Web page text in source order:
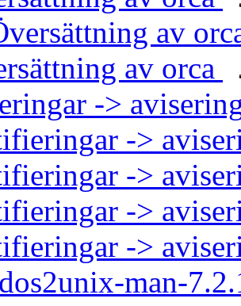
av
av orca
->
->
->
->
->
man-